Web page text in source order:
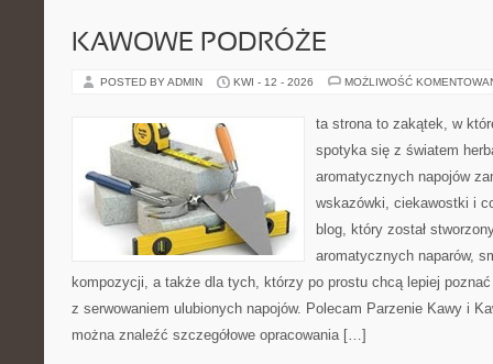
KAWOWE PODRÓŻE
POSTED BY ADMIN KWI - 12 - 2026 MOŻLIWOŚĆ
ta strona to zakątek, w
spotyka się z światem
aromatycznych napojów
wskazówki, ciekawostki i
blog, który został
aromatycznych naparów,
kompozycji, a także dla tych, którzy po prostu chcą lepiej
z serwowaniem ulubionych napojów. Polecam Parzenie Kawy i
można znaleźć szczegółowe opracowania […]